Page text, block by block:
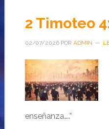
2 Timoteo
02/07/2026POR ADMIN
enseñanza…..”